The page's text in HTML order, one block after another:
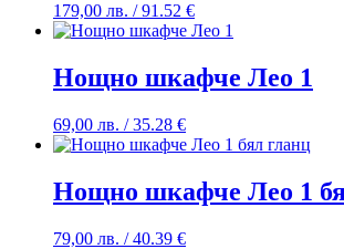
179,00 лв. / 91.52 €
Нощно шкафче Лео 1
69,00 лв. / 35.28 €
Нощно шкафче Лео 1
79,00 лв. / 40.39 €